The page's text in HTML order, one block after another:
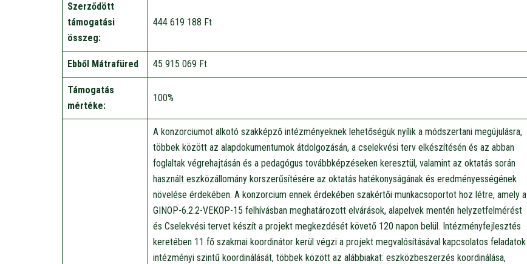
Szerződött
támogatási
összeg:
444 619 188 Ft
Ebből Mátrafüred 45 915 069 Ft
Támogatás
mértéke:
100%
A konzorciumot alkotó szakképző intézményeknek lehetőségük nyílik a módszertani megújulásra,
többek között az alapdokumentumok átdolgozásán, a cselekvési terv elkészítésén és az abban
foglaltak végrehajtásán és a pedagógus továbbképzéseken keresztül, valamint az oktatás során
használt eszközállomány korszerűsítésére az oktatás hatékonyságának és eredményességének
növelése érdekében. A konzorcium ennek érdekében szakértői munkacsoportot hoz létre, amely a
GINOP-6.2.2-VEKOP-15 felhívásban meghatározott elvárások, alapelvek mentén helyzetfelmérést
és Cselekvési tervet készít a projekt megkezdését követő 120 napon belül. Intézményfejlesztés
keretében 11 fő szakmai koordinátor kerül végzi a projekt megvalósításával kapcsolatos feladatok
intézményi szintű koordinálását, többek között az alábbiakat: eszközbeszerzés koordinálása,